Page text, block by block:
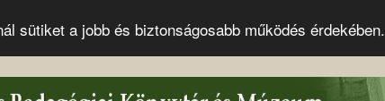
sütiket a jobb és biztonságosabb működés érdekében.